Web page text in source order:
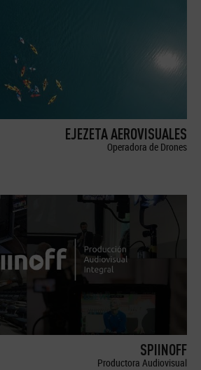
EJEZETA AEROVISUALES
Operadora de Drones
SPIINOFF
Productora Audiovisual